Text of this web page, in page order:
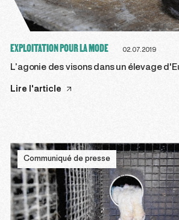
EXPLOITATION POUR LA MODE 02.07.2019
L’agonie des visons dans un élevage
Lire l'article
Communiqué de presse